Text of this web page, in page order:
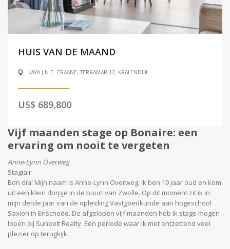
HUIS VAN DE MAAND
KAYA J.N.E. CRAANE, TERRAMAR 12, KRALENDIJK
US$ 689,800
Vijf maanden stage op Bonaire: een
ervaring om nooit te vergeten
Anne-Lynn Overweg
Stagiair
Bon dia! Mijn naam is Anne-Lynn Overweg, ik ben 19 jaar oud en kom
uit een klein dorpje in de buurt van Zwolle. Op dit moment zit ik in
mijn derde jaar van de opleiding Vastgoedkunde aan hogeschool
Saxion in Enschede. De afgelopen vijf maanden heb ik stage mogen
lopen bij Sunbelt Realty. Een periode waar ik met ontzettend veel
plezier op terugkijk.